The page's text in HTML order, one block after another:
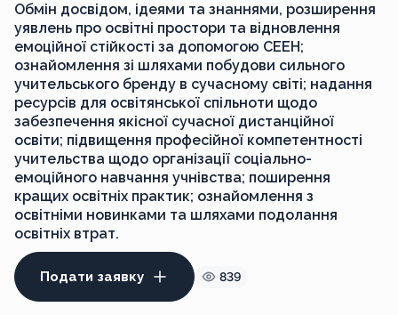
Обмін досвідом, ідеями та знаннями, розширення
уявлень про освітні простори та відновлення
емоційної стійкості за допомогою СЕЕН;
ознайомлення зі шляхами побудови сильного
учительського бренду в сучасному світі; надання
ресурсів для освітянської спільноти щодо
забезпечення якісної сучасної дистанційної
освіти; підвищення професійної компетентності
учительства щодо організації соціально-
емоційного навчання учнівства; поширення
кращих освітніх практик; ознайомлення з
освітніми новинками та шляхами подолання
освітніх втрат.
Подати заявку 839